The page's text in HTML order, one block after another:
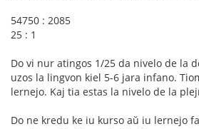
54750 : 2085
25 : 1
Do vi nur atingos 1/25 da nivelo de la
uzos la lingvon kiel 5-6 jara infano.
lernejo. Kaj tia estas la nivelo de la
Do ne kredu ke iu kurso aŭ iu lernejo